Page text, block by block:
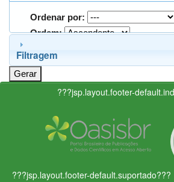
Ordenar por:
Ordem:
Filtragem
???jsp.layout.footer-
???jsp.layout.footer-default.suportado???